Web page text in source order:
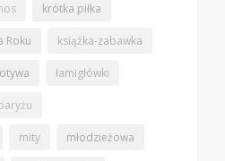
krótka piłka
Roku książka-zabawka
łamigłówki
mity młodzieżowa